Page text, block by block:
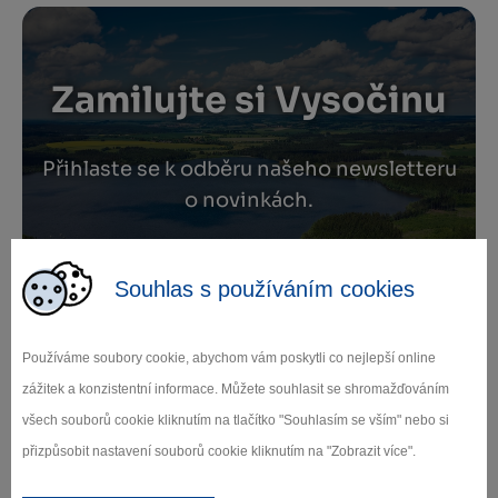
Souhlas s používáním cookies
Používáme soubory cookie, abychom vám poskytli co nejlepší online
zážitek a konzistentní informace. Můžete souhlasit se shromažďováním
všech souborů cookie kliknutím na tlačítko "Souhlasím se vším" nebo si
přizpůsobit nastavení souborů cookie kliknutím na "Zobrazit více".
Zamilujte si Vysočinu
Přihlaste se k odběru našeho newsletteru
o novinkách.
Záleží nám na ochraně osobních údajů.
Odebírat